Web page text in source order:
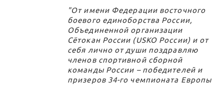
"От имени Федерации восточного
боевого единоборства России,
Объединенной организации
Сётокан России (USKO России) и от
себя лично от души поздравляю
членов спортивной сборной
команды России – победителей и
призеров 34-го чемпионата Европы